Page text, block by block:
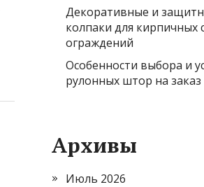
Декоративные и
колпаки для кирпичных
ограждений
Особенности выбора и
рулонных штор на заказ
Архивы
Июль 2026